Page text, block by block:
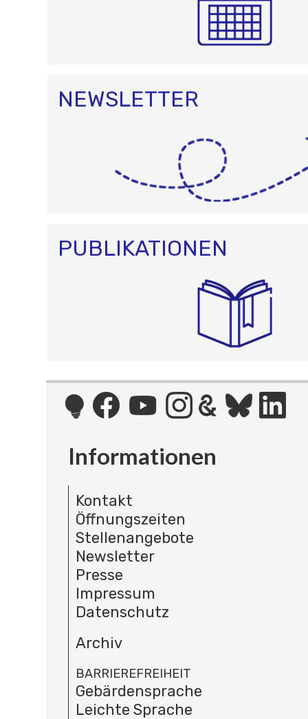
NEWSLETTER
PUBLIKATIONEN
Informationen
Kontakt
Öffnungszeiten
Stellenangebote
Newsletter
Presse
Impressum
Datenschutz
Archiv
BARRIEREFREIHEIT
Gebärdensprache
Leichte Sprache